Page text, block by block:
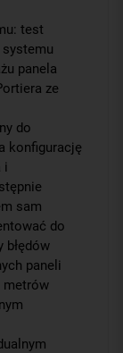
test
panela
ze
do
konfigurację
i
sam
do
błędów
paneli
metrów